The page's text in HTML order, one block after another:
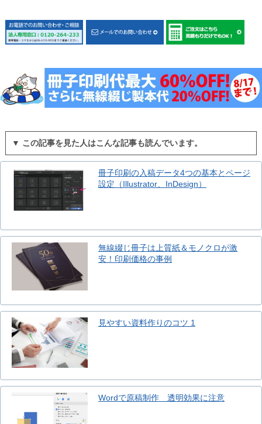
▼ この記事を見た人はこんな記事も読んでいます。
冊子印刷の入稿データ4つの基本とページ
設定（Illustrator、InDesign）
無線綴じ冊子は上質紙＆モノクロが激
安！印刷価格の事例
見やすい資料作りのコツ 1
Wordで原稿制作 透明効果に注意